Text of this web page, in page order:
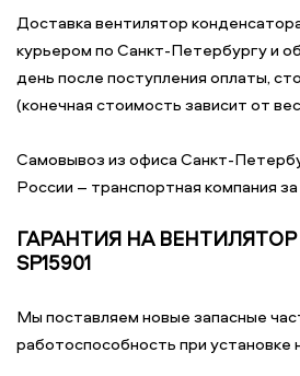
Доставка вентилятор
курьером по Санкт-Петербургу и
день после поступления оплаты,
(конечная стоимость зависит от
Самовывоз из офиса Санкт-
России – транспортная компания
ГАРАНТИЯ НА
SP15901
Мы поставляем новые запасные
работоспособность при установке